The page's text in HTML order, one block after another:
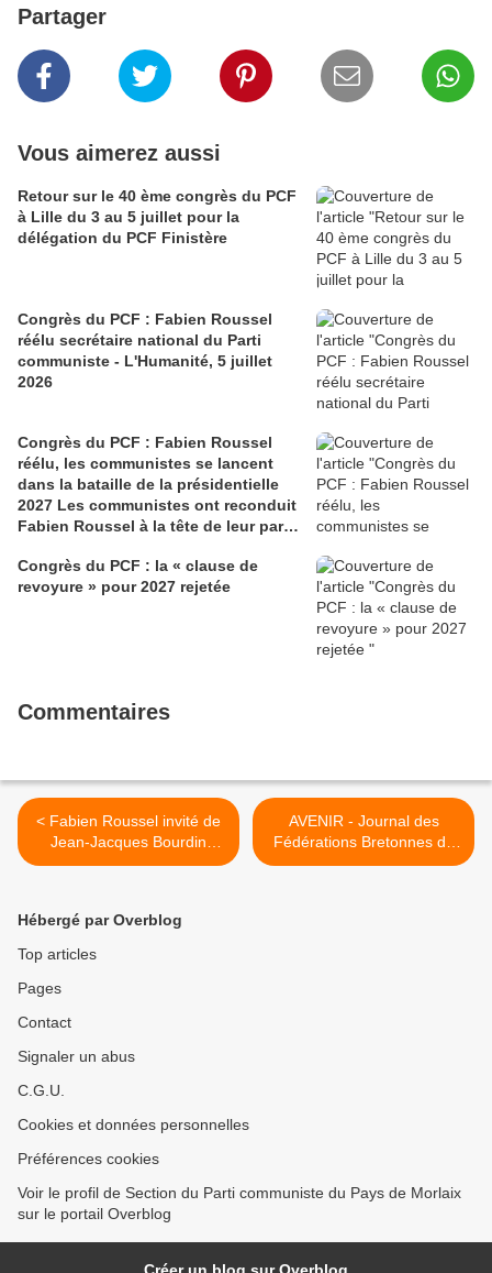
Partager
Vous aimerez aussi
Retour sur le 40 ème congrès du PCF
à Lille du 3 au 5 juillet pour la
délégation du PCF Finistère
Congrès du PCF : Fabien Roussel
réélu secrétaire national du Parti
communiste - L'Humanité, 5 juillet
2026
Congrès du PCF : Fabien Roussel
réélu, les communistes se lancent
dans la bataille de la présidentielle
2027 Les communistes ont reconduit
Fabien Roussel à la tête de leur parti,
Lille. Le secrétaire national, dont la
candidature devrait être officialisée le
Congrès du PCF : la « clause de
revoyure » pour 2027 rejetée
Commentaires
< Fabien Roussel invité de
Jean-Jacques Bourdin
BFMTV- RMC (19
AVENIR - Journal des
Fédérations Bretonnes du
PCF >
Hébergé par Overblog
Top articles
Pages
Contact
Signaler un abus
C.G.U.
Cookies et données personnelles
Préférences cookies
Voir le profil de Section du Parti communiste du Pays de Morlaix
sur le portail Overblog